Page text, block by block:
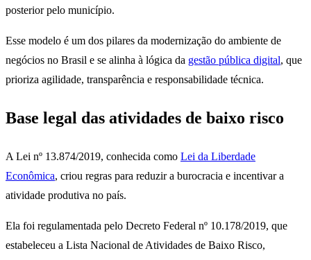
posterior pelo município.
Esse modelo é um dos pilares da modernização do ambiente de
negócios no Brasil e se alinha à lógica da gestão pública digital, que
prioriza agilidade, transparência e responsabilidade técnica.
Base legal das atividades de baixo risco
A Lei nº 13.874/2019, conhecida como Lei da Liberdade
Econômica, criou regras para reduzir a burocracia e incentivar a
atividade produtiva no país.
Ela foi regulamentada pelo Decreto Federal nº 10.178/2019, que
estabeleceu a Lista Nacional de Atividades de Baixo Risco,